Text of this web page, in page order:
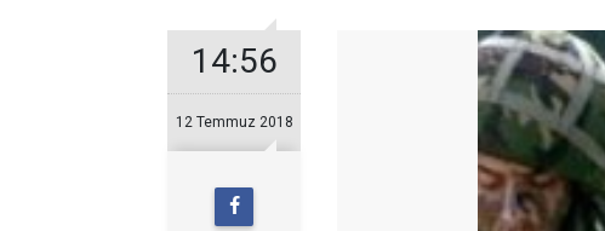
14:56
12 Temmuz 2018